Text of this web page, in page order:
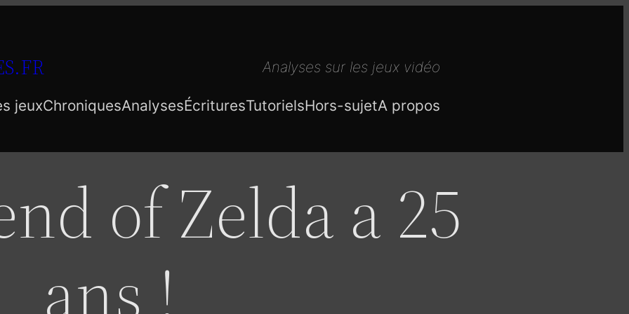
Analyses sur les jeux vidéo
jeuxChroniquesAnalysesÉcrituresTutorielsHors-sujetA propos
of Zelda a 25
ans !